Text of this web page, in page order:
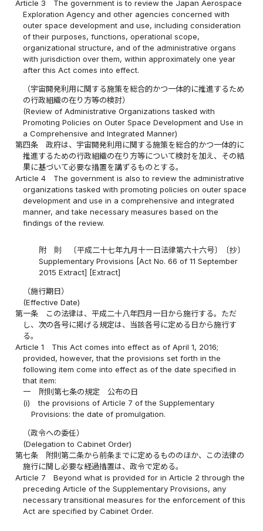
Article 3
The government is to review the Japan Aerospace
Exploration Agency and other agencies concerned with
outer space development and use, including consideration
of their purposes, functions, operational scope,
organizational structure, and of the administrative organs
with jurisdiction over them, within approximately one year
after this Act comes into effect.
（宇宙開発利用に関する施策を総合的かつ一体的に推進するため
の行政組織の在り方等の検討）
(Review of Administrative Organizations tasked with
Promoting Policies on Outer Space Development and Use in
a Comprehensive and Integrated Manner)
第四条
政府は、宇宙開発利用に関する施策を総合的かつ一体的に
推進するための行政組織の在り方等について検討を加え、その結
果に基づいて必要な措置を講ずるものとする。
Article 4
The government is also to review the administrative
organizations tasked with promoting policies on outer space
development and use in a comprehensive and integrated
manner, and take necessary measures based on the
findings of the review.
附 則 〔平成二十七年九月十一日法律第六十六号〕〔抄〕
Supplementary Provisions [Act No. 66 of 11 September
2015 Extract] [Extract]
（施行期日）
(Effective Date)
第一条
この法律は、平成二十八年四月一日から施行する。ただ
し、次の各号に掲げる規定は、当該各号に定める日から施行す
る。
Article 1
This Act comes into effect as of April 1, 2016;
provided, however, that the provisions set forth in the
following item come into effect as of the date specified in
that item:
一
附則第七条の規定 公布の日
(i)
the provisions of Article 7 of the Supplementary
Provisions: the date of promulgation.
（政令への委任）
(Delegation to Cabinet Order)
第七条
附則第二条から前条までに定めるもののほか、この法律の
施行に関し必要な経過措置は、政令で定める。
Article 7
Beyond what is provided for in Article 2 through the
preceding Article of the Supplementary Provisions, any
necessary transitional measures for the enforcement of this
Act are specified by Cabinet Order.